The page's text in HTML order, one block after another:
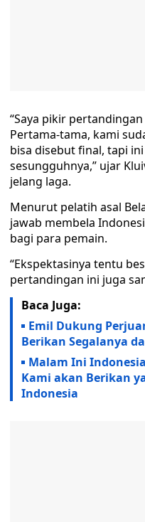
“Saya pikir
Pertama-tama, kami
bisa disebut final, tapi
sesungguhnya,” ujar
jelang laga.
Menurut pelatih asal
jawab membela
bagi para pemain.
“Ekspektasinya tentu
pertandingan ini juga
Baca Juga:
Emil Dukung
Berikan Segalanya
Malam Ini
Kami akan Berikan
Indonesia